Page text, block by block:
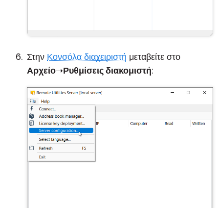
Στην Κονσόλα διαχειριστή μεταβείτε στο
Αρχείο➝Ρυθμίσεις διακομιστή: